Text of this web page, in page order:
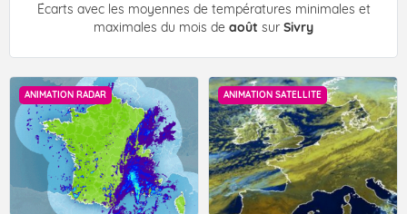
Écarts avec les moyennes de températures minimales et
maximales du mois de août sur Sivry
ANIMATION RADAR ANIMATION SATELLITE